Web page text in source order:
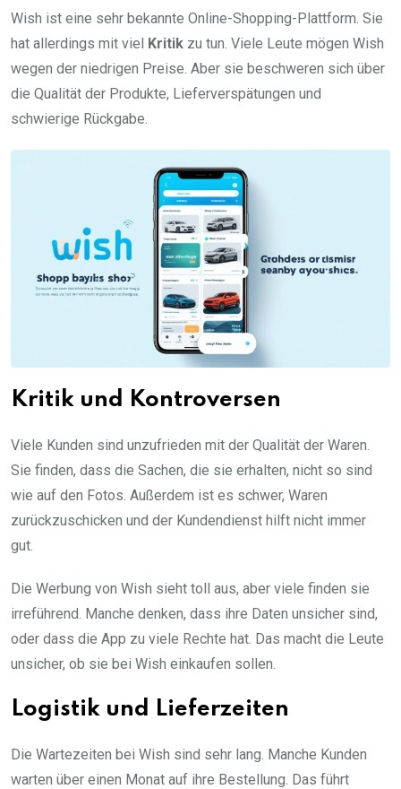
Wish ist eine sehr bekannte Online-Shopping-Plattform. Sie
hat allerdings mit viel
Kritik zu tun. Viele Leute mögen Wish
wegen der niedrigen Preise. Aber sie beschweren sich über
die Qualität der Produkte, Lieferverspätungen und
schwierige Rückgabe.
Kritik und Kontroversen
Viele Kunden sind unzufrieden mit der Qualität der Waren.
Sie finden, dass die Sachen, die sie erhalten, nicht so sind
wie auf den Fotos. Außerdem ist es schwer, Waren
zurückzuschicken und der Kundendienst hilft nicht immer
gut.
Die Werbung von Wish sieht toll aus, aber viele finden sie
irreführend. Manche denken, dass ihre Daten unsicher sind,
oder dass die App zu viele Rechte hat. Das macht die Leute
unsicher, ob sie bei Wish einkaufen sollen.
Logistik und Lieferzeiten
Die Wartezeiten bei Wish sind sehr lang. Manche Kunden
warten über einen Monat auf ihre Bestellung. Das führt